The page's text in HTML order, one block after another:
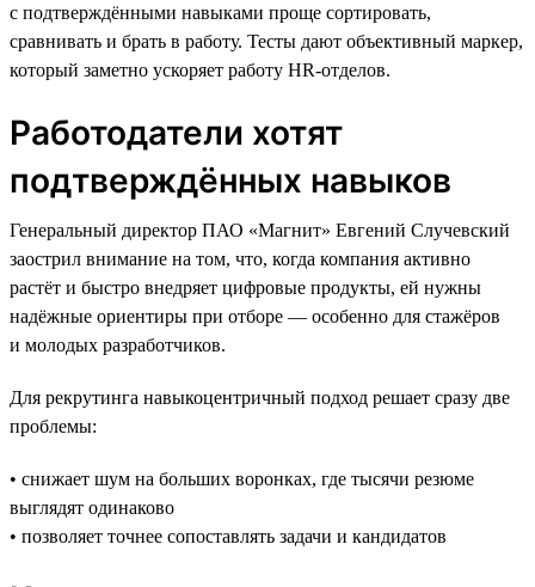
с подтверждёнными навыками проще сортировать,
сравнивать и брать в работу. Тесты дают объективный маркер,
который заметно ускоряет работу HR-отделов.
Работодатели хотят
подтверждённых навыков
Генеральный директор ПАО «Магнит» Евгений Случевский
заострил внимание на том, что, когда компания активно
растёт и быстро внедряет цифровые продукты, ей нужны
надёжные ориентиры при отборе — особенно для стажёров
и молодых разработчиков.
Для рекрутинга навыкоцентричный подход решает сразу две
проблемы:
• снижает шум на больших воронках, где тысячи резюме
выглядят одинаково
• позволяет точнее сопоставлять задачи и кандидатов